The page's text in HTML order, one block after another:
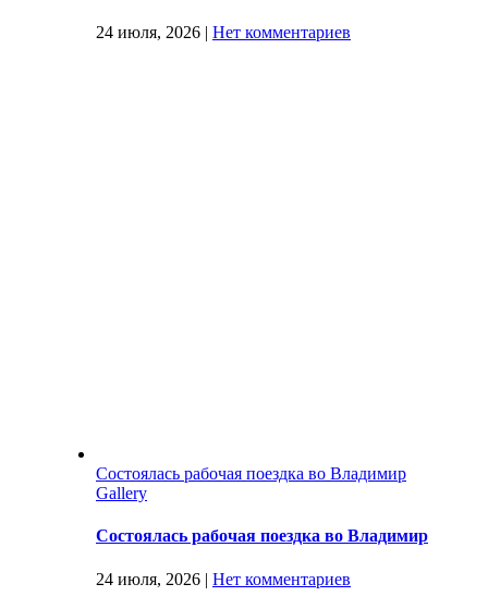
24 июля, 2026 | Нет комментариев
Состоялась рабочая поездка во Владимир
Gallery
Состоялась рабочая поездка во Владимир
24 июля, 2026 | Нет комментариев